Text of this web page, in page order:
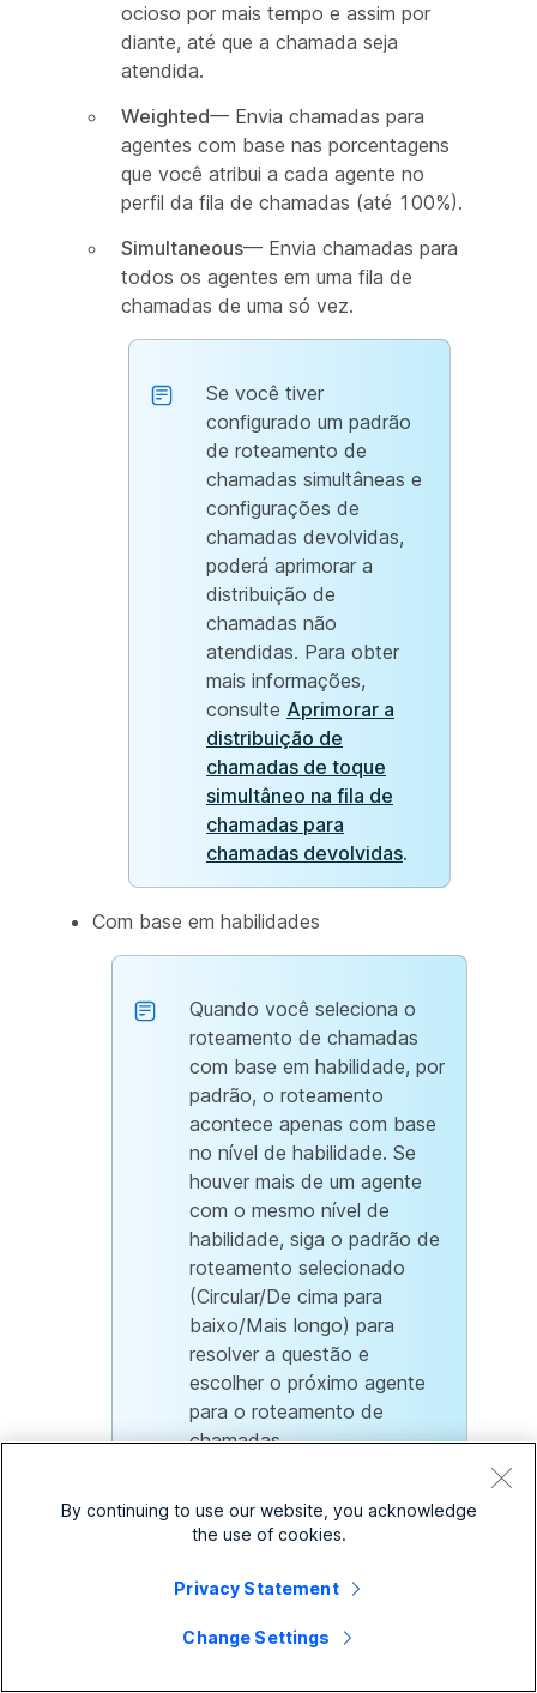
ocioso por mais tempo e assim por
diante, até que a chamada seja
atendida.
Weighted— Envia chamadas para
agentes com base nas porcentagens
que você atribui a cada agente no
perfil da fila de chamadas (até 100%).
Simultaneous— Envia chamadas para
todos os agentes em uma fila de
chamadas de uma só vez.
Se você tiver
configurado um padrão
de roteamento de
chamadas simultâneas e
configurações de
chamadas devolvidas,
poderá aprimorar a
distribuição de
chamadas não
atendidas. Para obter
mais informações,
consulte Aprimorar a
distribuição de
chamadas de toque
simultâneo na fila de
chamadas para
chamadas devolvidas.
Com base em habilidades
Quando você seleciona o
roteamento de chamadas
com base em habilidade, por
padrão, o roteamento
acontece apenas com base
no nível de habilidade. Se
houver mais de um agente
com o mesmo nível de
habilidade, siga o padrão de
roteamento selecionado
(Circular/De cima para
baixo/Mais longo) para
resolver a questão e
escolher o próximo agente
para o roteamento de
chamadas.
Circular — Percorre todos os agentes
após o último agente que atendeu uma
próximo agente disponível na fila de
By continuing to use our website, you acknowledge
the use of cookies.
Privacy Statement
Change Settings